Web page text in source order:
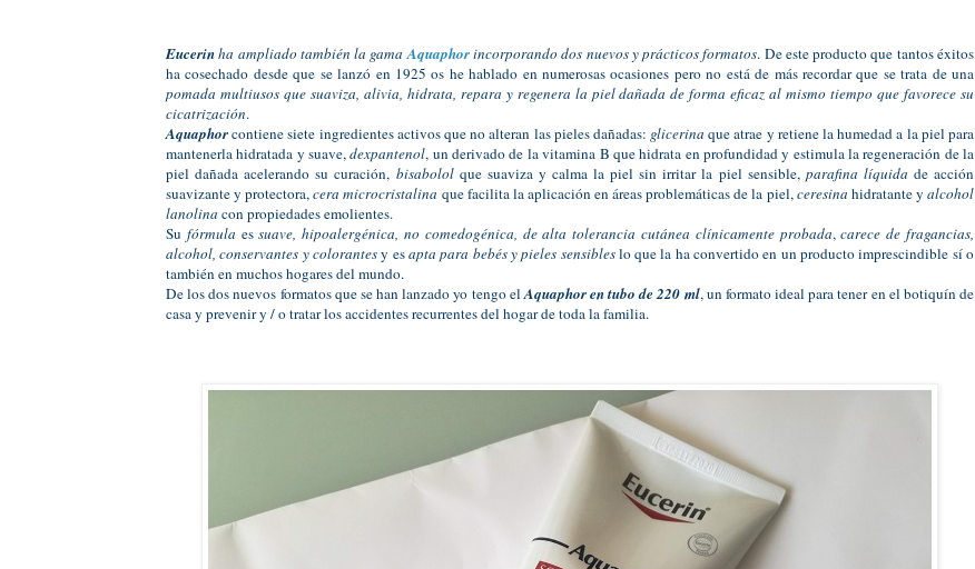
Eucerinha ampliado también la gamaAquaphorincorporando dos nuevos y prácticos formatos. De este producto que tantos éxitos
ha cosechado desde que se lanzó en 1925 os he hablado en numerosas ocasiones pero no está de más recordar que se trata de una
pomada multiusos que suaviza, alivia, hidrata, repara y regenera la piel dañada de forma eficaz al mismo tiempo que favorece su
cicatrización.
Aquaphorcontiene siete ingredientes activos que no alteran las pieles dañadas: glicerina que atrae y retiene la humedad a la piel para
mantenerla hidratada y suave,dexpantenol, un derivado de la vitamina B que hidrata en profundidad y estimula la regeneración de la
piel dañada acelerando su curación, bisabolol que suaviza y calma la piel sin irritar la piel sensible, parafina líquida de acción
suavizante y protectora,cera microcristalina que facilita la aplicación en áreas problemáticas de la piel,ceresina hidratante yalcohol
lanolina con propiedades emolientes.
Su fórmula essuave, hipoalergénica, no comedogénica, de alta tolerancia cutánea clínicamente probada,carece de fragancias,
alcohol, conservantes y colorantesy esapta para bebés y pieles sensibleslo que la ha convertido en un producto imprescindible sí o
también en muchos hogares del mundo.
De los dos nuevos formatos que se han lanzado yo tengo elAquaphor en tubo de 220 ml, un formato ideal para tener en el botiquín de
casa y prevenir y / o tratar los accidentes recurrentes del hogar de toda la familia.